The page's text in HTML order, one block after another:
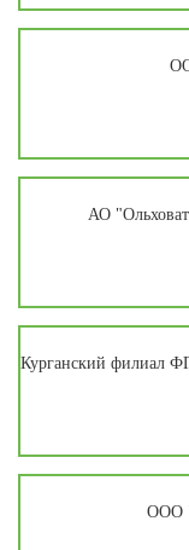
АО
Курганский филиал
ООО